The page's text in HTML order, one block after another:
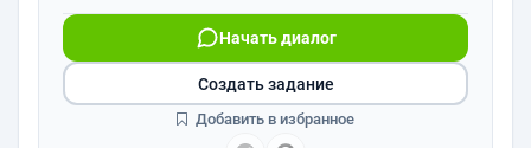
Начать диалог
Создать задание
Добавить в избранное